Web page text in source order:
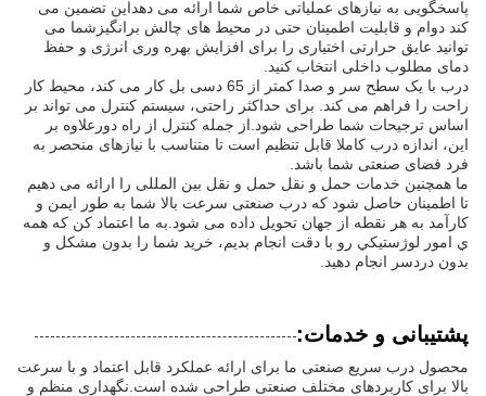
پاسخگویی به نیازهای عملیاتی خاص شما ارائه می دهداین تضمین می
کند دوام و قابلیت اطمینان حتی در محیط های چالش برانگیزشما می
توانید عایق حرارتی اختیاری را برای افزایش بهره وری انرژی و حفظ
دمای مطلوب داخلی انتخاب کنید.
درب با یک سطح سر و صدا کمتر از 65 دسی بل کار می کند، محیط کار
راحت را فراهم می کند. برای حداکثر راحتی، سیستم کنترل می تواند بر
اساس ترجیحات شما طراحی شود.از جمله کنترل از راه دورعلاوه بر
این، اندازه درب کاملا قابل تنظیم است تا متناسب با نیازهای منحصر به
فرد فضای صنعتی شما باشد.
ما همچنین خدمات حمل و نقل حمل و نقل بین المللی را ارائه می دهیم
تا اطمینان حاصل شود که درب صنعتی سرعت بالا شما به طور ایمن و
کارآمد به هر نقطه از جهان تحویل داده می شود.به ما اعتماد کن که همه
ي امور لوژستيکي رو با دقت انجام بديم، خرید شما را بدون مشکل و
بدون دردسر انجام دهید.
پشتیبانی و خدمات:
محصول درب سریع صنعتی ما برای ارائه عملکرد قابل اعتماد و با سرعت
بالا برای کاربردهای مختلف صنعتی طراحی شده است.نگهداری منظم و